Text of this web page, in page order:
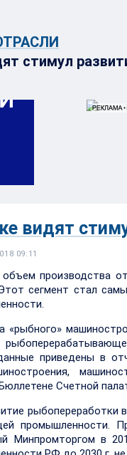
стимул
видят
09:11
производства
сегмент стал
«рыбного»
приведены в
Счетной
промышленности.
Минпромторгом в